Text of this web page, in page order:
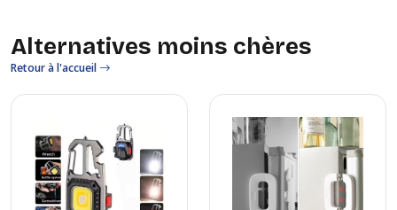
Alternatives moins chères
Retour à l'accueil